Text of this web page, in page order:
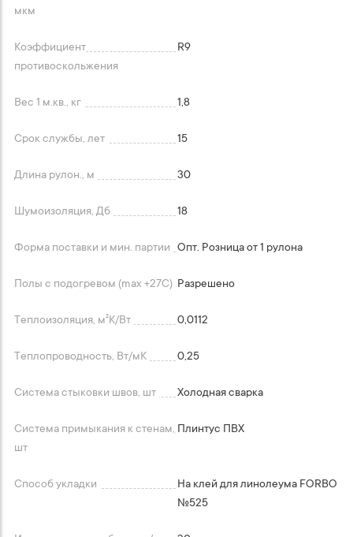
мкм
Коэффициент
противоскольжения
R9
Вес 1 м.кв., кг 1,8
Срок службы, лет 15
Длина рулон., м 30
Шумоизоляция, Дб 18
Форма поставки и мин. партии Опт. Розница от 1 рулона
Полы с подогревом (max +27C) Разрешено
Теплоизоляция, м²K/Вт 0,0112
Теплопроводность, Вт/мК 0,25
Система стыковки швов, шт Холодная сварка
Система примыкания к стенам,
шт
Плинтус ПВХ
Способ укладки
На клей для линолеума FORBO
№525